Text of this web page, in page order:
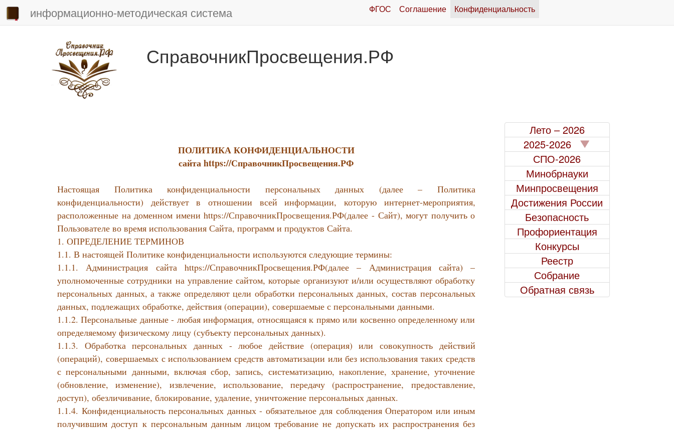
информационно-методическая система ФГОС Соглашение Конфиденциальность
СправочникПросвещения.РФ
ПОЛИТИКА КОНФИДЕНЦИАЛЬНОСТИ
сайта https://СправочникПросвещения.РФ
Настоящая Политика конфиденциальности персональных данных (далее – Политика
конфиденциальности) действует в отношении всей информации, которую интернет-мероприятия,
расположенные на доменном имени https://СправочникПросвещения.РФ(далее - Сайт), могут получить о
Пользователе во время использования Сайта, программ и продуктов Сайта.
1. ОПРЕДЕЛЕНИЕ ТЕРМИНОВ
1.1. В настоящей Политике конфиденциальности используются следующие термины:
1.1.1. Администрация сайта https://СправочникПросвещения.РФ(далее – Администрация сайта) –
уполномоченные сотрудники на управление сайтом, которые организуют и/или осуществляют обработку
персональных данных, а также определяют цели обработки персональных данных, состав персональных
данных, подлежащих обработке, действия (операции), совершаемые с персональными данными.
1.1.2. Персональные данные - любая информация, относящаяся к прямо или косвенно определенному или
определяемому физическому лицу (субъекту персональных данных).
1.1.3. Обработка персональных данных - любое действие (операция) или совокупность действий
(операций), совершаемых с использованием средств автоматизации или без использования таких средств
с персональными данными, включая сбор, запись, систематизацию, накопление, хранение, уточнение
(обновление, изменение), извлечение, использование, передачу (распространение, предоставление,
доступ), обезличивание, блокирование, удаление, уничтожение персональных данных.
1.1.4. Конфиденциальность персональных данных - обязательное для соблюдения Оператором или иным
получившим доступ к персональным данным лицом требование не допускать их распространения без
Лето – 2026
2025-2026
СПО-2026
Минобрнауки
Минпросвещения
Достижения России
Безопасность
Профориентация
Конкурсы
Реестр
Собрание
Обратная связь